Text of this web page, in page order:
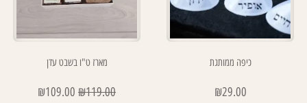
כיפה ממותגת
₪29.00
מארז ט"ו בשבט עדן
₪119.00
₪109.00